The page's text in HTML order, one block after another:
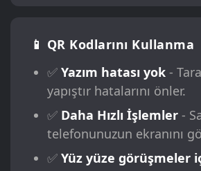
📱 QR Kodlarını Kullanma
✅ Yazım hatası yok-
yapıştır hatalarını önler.
✅ Daha Hızlı İşlemler-
telefonunuzun ekranını
✅ Yüz yüze görüşmeler